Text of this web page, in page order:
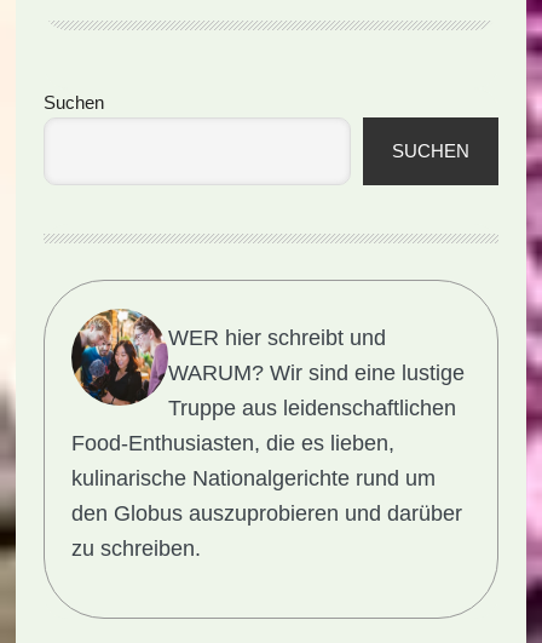
Seitenspalte
Suchen
SUCHEN
WER hier schreibt und
WARUM? Wir sind eine lustige
Truppe aus leidenschaftlichen
Food-Enthusiasten, die es lieben,
kulinarische Nationalgerichte rund um
den Globus auszuprobieren und darüber
zu schreiben.